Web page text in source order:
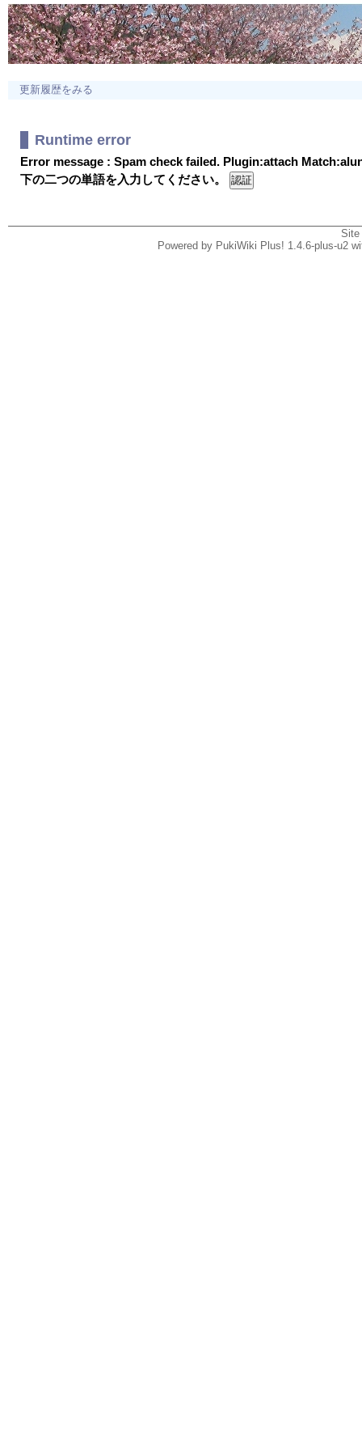
更新履歴をみる
Runtime error
Error message : Spam check failed. Plugin:attach
下の二つの単語を入力してください。
Powered by PukiWiki Plus! 1.4.6-plus-u2